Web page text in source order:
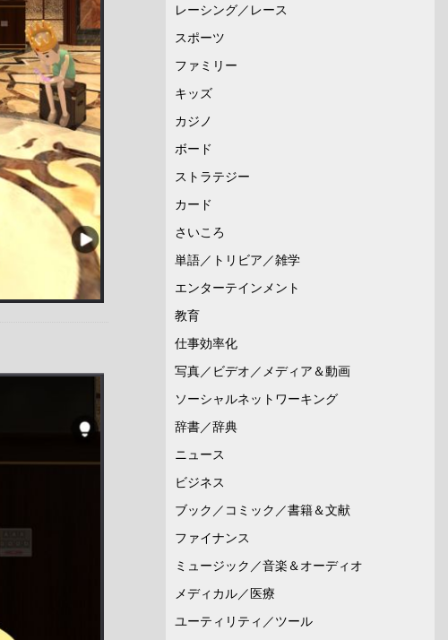
レーシング／レース
スポーツ
ファミリー
キッズ
カジノ
ボード
ストラテジー
カード
さいころ
単語／トリビア／雑学
エンターテインメント
教育
仕事効率化
写真／ビデオ／メディア＆動画
ソーシャルネットワーキング
辞書／辞典
ニュース
ビジネス
ブック／コミック／書籍＆文献
ファイナンス
ミュージック／音楽＆オーディオ
メディカル／医療
ユーティリティ／ツール